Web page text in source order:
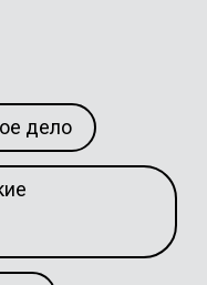
дело